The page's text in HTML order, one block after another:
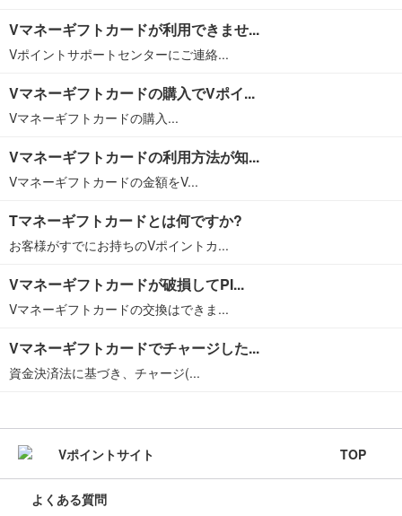
Vマネーギフトカードが利用できませ...
Vポイントサポートセンターにご連絡...
Vマネーギフトカードの購入でVポイ...
Vマネーギフトカードの購入...
Vマネーギフトカードの利用方法が知...
Vマネーギフトカードの金額をV...
Tマネーギフトカードとは何ですか?
お客様がすでにお持ちのVポイントカ...
Vマネーギフトカードが破損してPI...
Vマネーギフトカードの交換はできま...
Vマネーギフトカードでチャージした...
資金決済法に基づき、チャージ(...
TOP
よくある質問